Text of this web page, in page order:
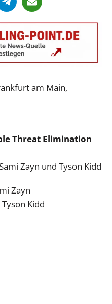
am Main,
Threat Elimination
Zayn und Tyson Kidd
Zayn
Kidd